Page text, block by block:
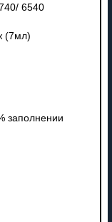
6540
(7мл)
заполнении